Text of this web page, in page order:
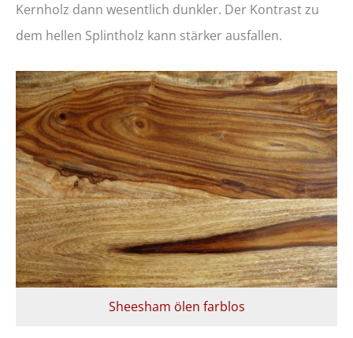
Kernholz dann wesentlich dunkler. Der Kontrast zu
dem hellen Splintholz kann stärker ausfallen.
Sheesham ölen farblos